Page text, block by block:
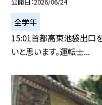
全学年
15:01首都高東池袋出口
いと思います。運転士...